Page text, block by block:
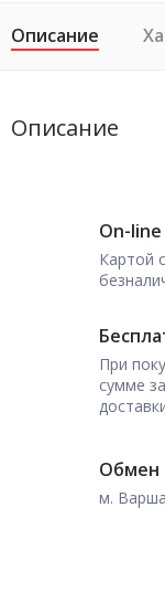
Описание
Описание
On-
Картой
При
сумме
Обмен
м.